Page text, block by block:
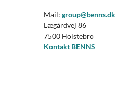
Mail: group@benns.dk
Lægårdvej 86
7500 Holstebro
Kontakt BENNS